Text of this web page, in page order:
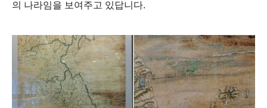
의 나라임을 보여주고 있답니다.